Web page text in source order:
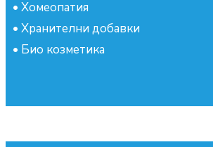
• Хомеопатия
• Хранителни добавки
• Био козметика